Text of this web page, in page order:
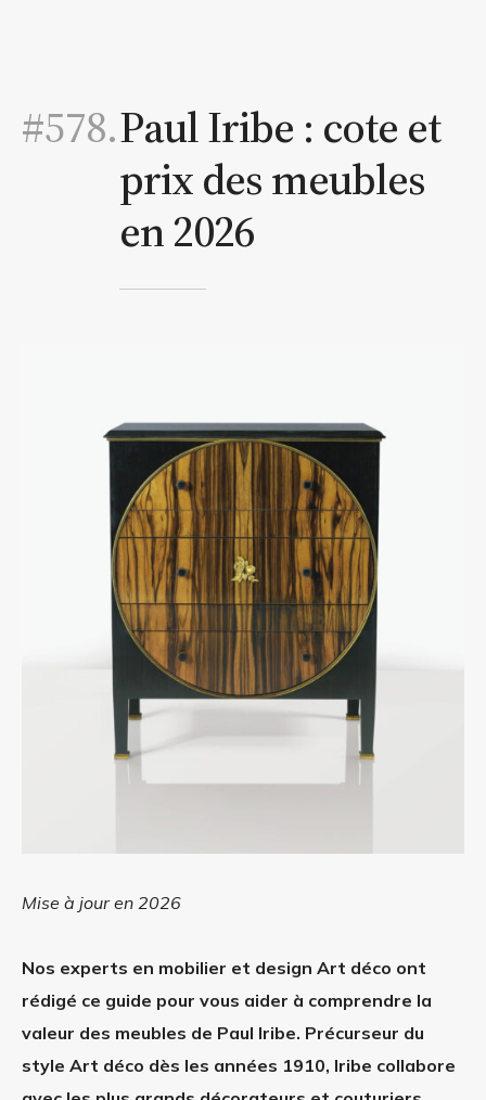
#578.Paul Iribe : cote et
prix des meubles
en 2026
Mise à jour en 2026
Nos experts en mobilier et design Art déco ont
rédigé ce guide pour vous aider à comprendre la
valeur des meubles de Paul Iribe. Précurseur du
style Art déco dès les années 1910, Iribe collabore